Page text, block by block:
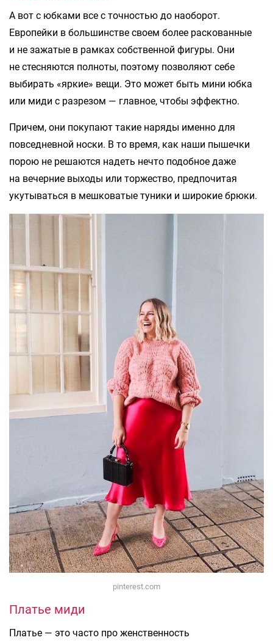
А вот с юбками все с точностью до наоборот.
Европейки в большинстве своем более раскованные
и не зажатые в рамках собственной фигуры. Они
не стесняются полноты, поэтому позволяют себе
выбирать «яркие» вещи. Это может быть мини юбка
или миди с разрезом — главное, чтобы эффектно.
Причем, они покупают такие наряды именно для
повседневной носки. В то время, как наши пышечки
порою не решаются надеть нечто подобное даже
на вечерние выходы или торжество, предпочитая
укутываться в мешковатые туники и широкие брюки.
pinterest.com
Платье миди
Платье — это часто про женственность